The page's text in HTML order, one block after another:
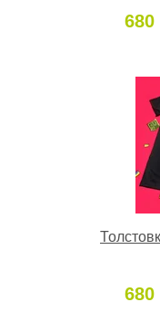
680
680